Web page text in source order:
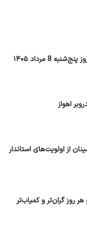
8 مرداد ۱۴۰۵
اهواز
از اولویت‌های استاندار
روز گران‌تر و کمیاب‌تر